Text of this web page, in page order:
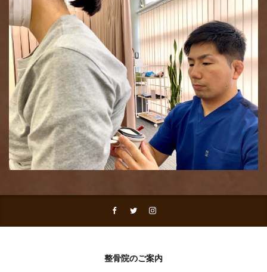
整骨院のご案内